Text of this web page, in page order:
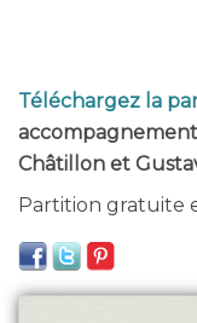
Téléchargez la
Châtillon et
Partition gratuite